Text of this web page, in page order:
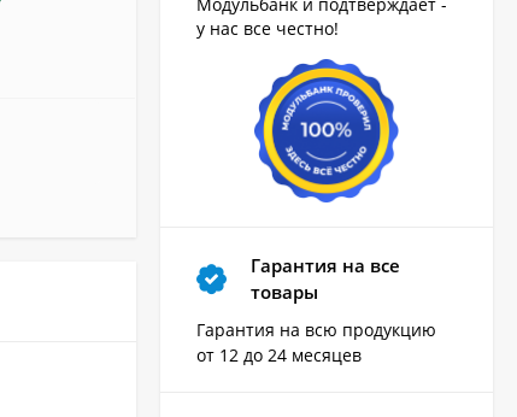
у нас все честно!
Гарантия на все
товары
Гарантия на всю продукцию
от 12 до 24 месяцев